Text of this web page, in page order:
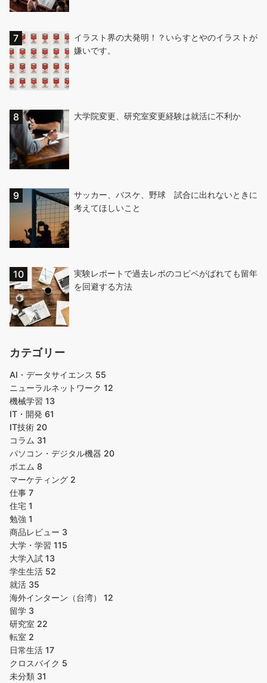
イラスト界の大発明！？いらすとやのイラストが
嫌いです。
大学院変更、研究室変更経験は就活に不利か
サッカー、バスケ、野球 試合に出れないときに
考えてほしいこと
実験レポートで過去レポのコピペがばれても留年
を回避する方法
カテゴリー
AI・データサイエンス 55
ニューラルネットワーク 12
機械学習 13
IT・開発 61
IT技術 20
コラム 31
パソコン・デジタル機器 20
ポエム 8
マーケティング 2
仕事 7
住宅 1
勉強 1
商品レビュー 3
大学・学習 115
大学入試 13
学生生活 52
就活 35
海外インターン（台湾） 12
留学 3
研究室 22
転室 2
日常生活 17
クロスバイク 5
未分類 31